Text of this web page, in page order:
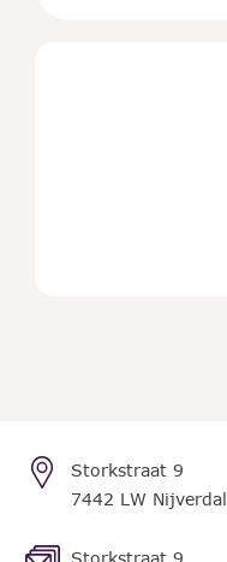
Storkstraat 9
7442 LW Nijverdal
Storkstraat 9